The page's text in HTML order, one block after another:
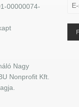
00000074-
Nagy
Nonprofit Kft.